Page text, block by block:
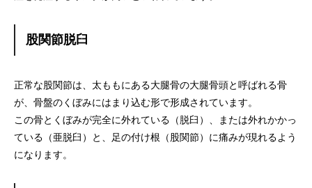
股関節脱臼
正常な股関節は、太ももにある大腿骨の大腿骨頭と呼ばれる骨
が、骨盤のくぼみにはまり込む形で形成されています。
この骨とくぼみが完全に外れている（脱臼）、または外れかかっ
ている（亜脱臼）と、足の付け根（股関節）に痛みが現れるよう
になります。